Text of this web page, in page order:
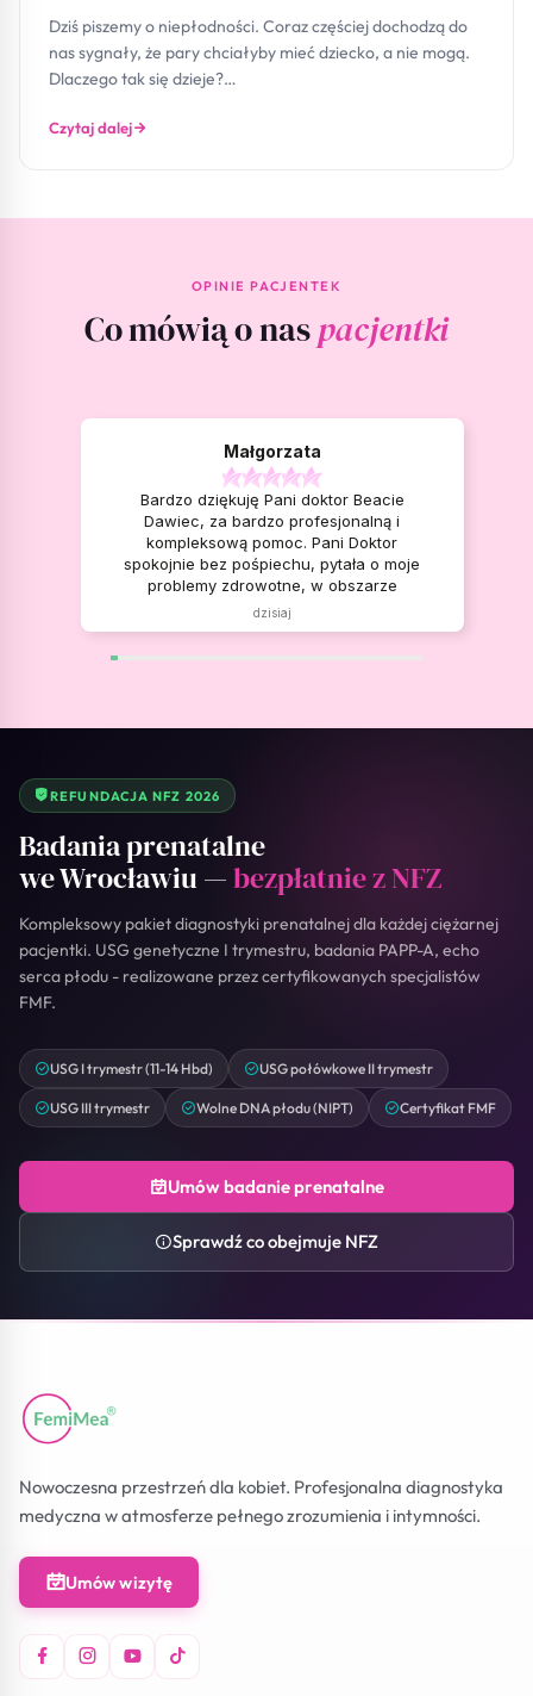
Dziś piszemy o niepłodności. Coraz częściej dochodzą do
nas sygnały, że pary chciałyby mieć dziecko, a nie mogą.
Dlaczego tak się dzieje?…
Czytaj dalej
OPINIE PACJENTEK
Co mówią o naspacjentki
Małgorzata
Bardzo dziękuję Pani doktor Beacie
Dawiec, za bardzo profesjonalną i
kompleksową pomoc. Pani Doktor
spokojnie bez pośpiechu, pytała o moje
problemy zdrowotne, w obszarze
ginekologii i nie tylko, jakie mogą pojawić
się w moim wieku. Cierpliwie tłumaczyła i
nowoczesne sprzęty, które podczas jednej
kompleksową kontrolę. Szczerze mówiąc
po raz pierwszy czułam się dobrze, jako
Polecam zarówno przychodnię
kompetentne i uśmiechnięte panie w
rejestracji, jak i Panią Doktor . Małgorzata T
dzisiaj
REFUNDACJA NFZ 2026
Badania prenatalne
we Wrocławiu —bezpłatnie z NFZ
Kompleksowy pakiet diagnostyki prenatalnej dla każdej ciężarnej
pacjentki. USG genetyczne I trymestru, badania PAPP-A, echo
serca płodu - realizowane przez certyfikowanych specjalistów
FMF.
USG I trymestr (11-14 Hbd) USG połówkowe II trymestr
USG III trymestr Wolne DNA płodu (NIPT) Certyfikat FMF
Umów badanie prenatalne
Sprawdź co obejmuje NFZ
Nowoczesna przestrzeń dla kobiet. Profesjonalna diagnostyka
medyczna w atmosferze pełnego zrozumienia i intymności.
Umów wizytę